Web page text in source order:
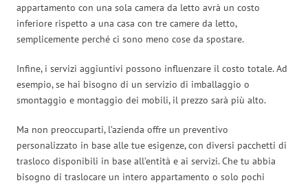
appartamento con una sola camera da letto avrà un costo
inferiore rispetto a una casa con tre camere da letto,
semplicemente perché ci sono meno cose da spostare.
Infine, i servizi aggiuntivi possono influenzare il costo totale. Ad
esempio, se hai bisogno di un servizio di imballaggio o
smontaggio e montaggio dei mobili, il prezzo sarà più alto.
Ma non preoccuparti, l’azienda offre un preventivo
personalizzato in base alle tue esigenze, con diversi pacchetti di
trasloco disponibili in base all’entità e ai servizi. Che tu abbia
bisogno di traslocare un intero appartamento o solo pochi